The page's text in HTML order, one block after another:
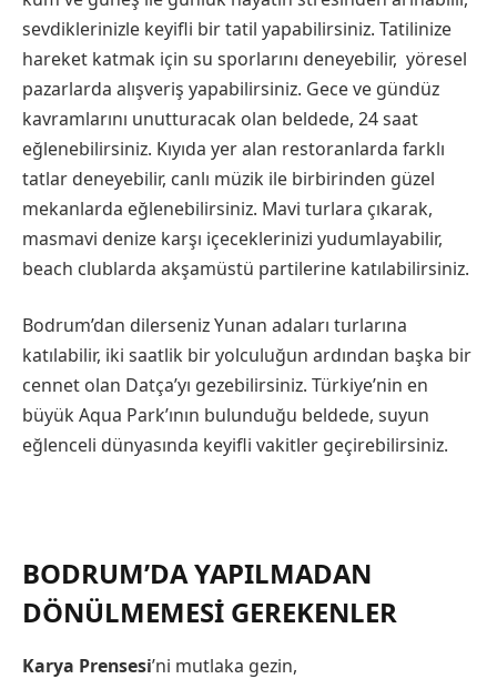
sevdiklerinizle keyifli bir tatil yapabilirsiniz. Tatilinize
hareket katmak için su sporlarını deneyebilir, yöresel
pazarlarda alışveriş yapabilirsiniz. Gece ve gündüz
kavramlarını unutturacak olan beldede, 24 saat
eğlenebilirsiniz. Kıyıda yer alan restoranlarda farklı
tatlar deneyebilir, canlı müzik ile birbirinden güzel
mekanlarda eğlenebilirsiniz. Mavi turlara çıkarak,
masmavi denize karşı içeceklerinizi yudumlayabilir,
beach clublarda akşamüstü partilerine katılabilirsiniz.
Bodrum’dan dilerseniz Yunan adaları turlarına
katılabilir, iki saatlik bir yolculuğun ardından başka bir
cennet olan Datça’yı gezebilirsiniz. Türkiye’nin en
büyük Aqua Park’ının bulunduğu beldede, suyun
eğlenceli dünyasında keyifli vakitler geçirebilirsiniz.
BODRUM’DA YAPILMADAN
DÖNÜLMEMESI GEREKENLER
Karya Prensesi’ni mutlaka gezin,